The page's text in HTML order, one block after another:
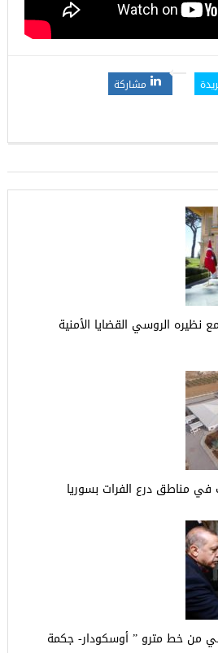
مشاركة
نظيره الروسي القضايا الأمنية
من خط مترو ” أوسكودار- جكمة